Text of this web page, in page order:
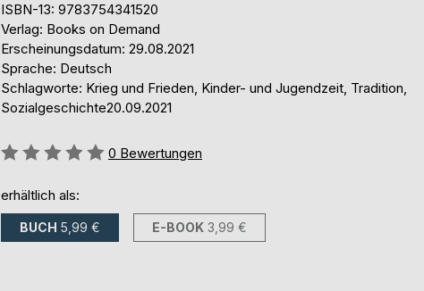
ISBN-13: 9783754341520
Verlag: Books on Demand
Erscheinungsdatum: 29.08.2021
Sprache: Deutsch
Schlagworte: Krieg und Frieden, Kinder- und Jugendzeit, Tradition,
Sozialgeschichte20.09.2021
Bewertung::
0 Bewertungen
erhältlich als:
BUCH 5,99 € E-BOOK 3,99 €